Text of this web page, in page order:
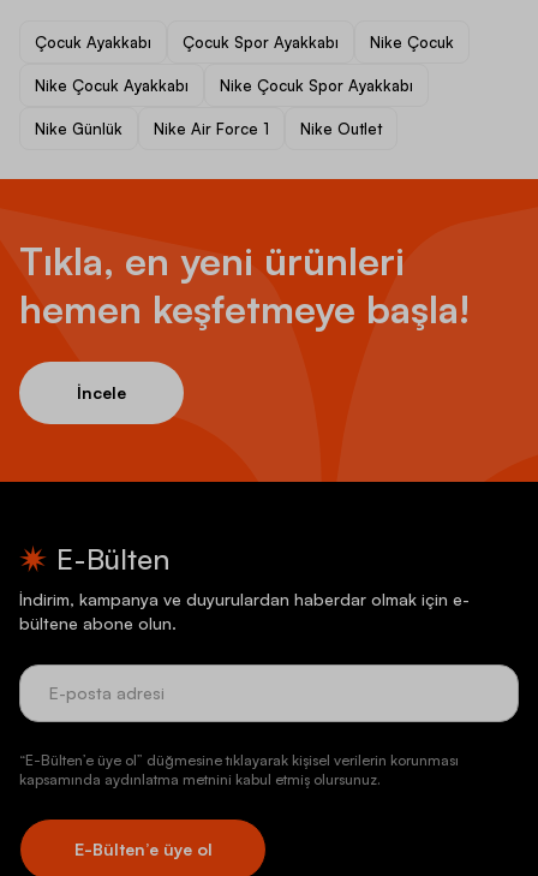
Çocuk Ayakkabı Çocuk Spor Ayakkabı Nike Çocuk
Nike Çocuk Ayakkabı Nike Çocuk Spor Ayakkabı
Nike Günlük Nike Air Force 1 Nike Outlet
Tıkla, en yeni ürünleri
hemen keşfetmeye başla!
İncele
E-Bülten
İndirim, kampanya ve duyurulardan haberdar olmak için e-
bültene abone olun.
“E-Bülten’e üye ol” düğmesine tıklayarak kişisel verilerin korunması
kapsamında aydınlatma metnini kabul etmiş olursunuz.
E-Bülten’e üye ol